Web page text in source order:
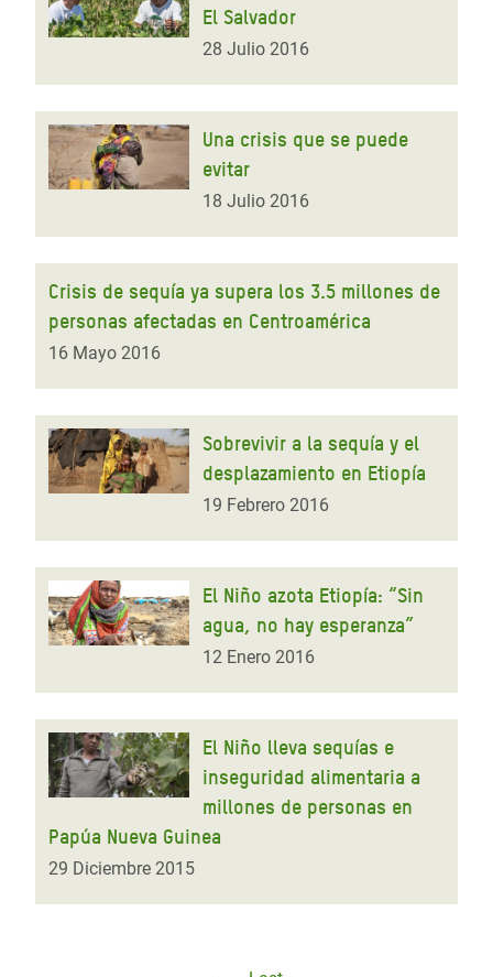
El Salvador
28 Julio 2016
Una crisis que se puede
evitar
18 Julio 2016
Crisis de sequía ya supera los 3.5 millones de
personas afectadas en Centroamérica
16 Mayo 2016
Sobrevivir a la sequía y el
desplazamiento en Etiopía
19 Febrero 2016
El Niño azota Etiopía: “Sin
agua, no hay esperanza”
12 Enero 2016
El Niño lleva sequías e
inseguridad alimentaria a
millones de personas en
Papúa Nueva Guinea
29 Diciembre 2015